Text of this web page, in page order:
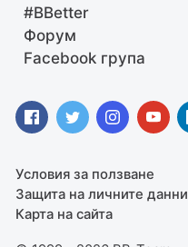
#BBetter
Форум
Facebook група
Условия за ползване
Защита на личните данни
Карта на сайта